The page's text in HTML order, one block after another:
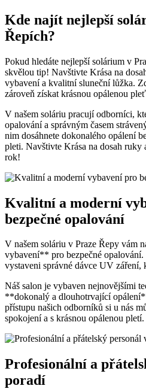
Kde najít nejlepší
Řepích?
Pokud‌ hledáte​ nejlepší⁤ solárium v
skvělou tip! Navštivte Krása na​
vybavení a kvalitní sluneční ​lůžka.
zároveň získat krásnou opálenou
V našem soláriu pracují odborníci,
opalování a správným časem
nim dosáhnete dokonalého opálení
pleti. Navštivte⁣ Krása na dosah ruky
rok!
Kvalitní a moderní
‌bezpečné ​opalování
V našem soláriu v Praze Řepy vám⁤
vybavení** pro bezpečné⁣ opalování.
vystaveni správné dávce UV ‌záření,
Náš salon je vybaven nejnovějšími
**dokonalý​ a dlouhotrvající
přístupu našich odborníků si u⁢ nás
spokojení a s krásnou opálenou pletí.
Profesionální a‍
poradí